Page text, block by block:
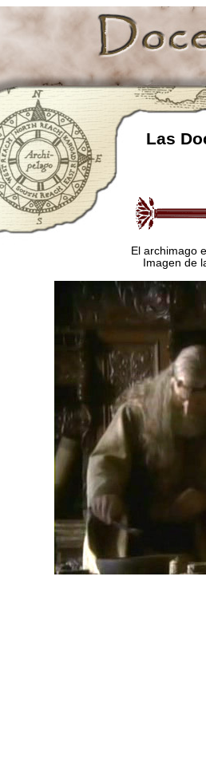
Las
El archimago
Imagen de